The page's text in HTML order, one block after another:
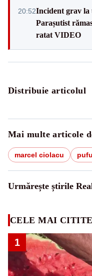
20:52Incident grav
Parașutist
ratat VIDEO
Distribuie articolul
Mai multe articole
marcel ciolacu
Urmărește știrile
CELE MAI CITITE
1